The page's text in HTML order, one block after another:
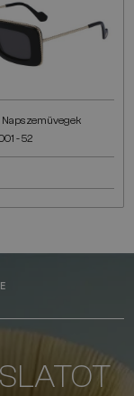
Napszemüvegek
- 52